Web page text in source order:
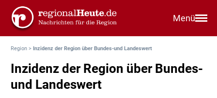
Menü
Region >Inzidenz der Region über Bundes-und Landeswert
Inzidenz der Region über Bundes-
und Landeswert